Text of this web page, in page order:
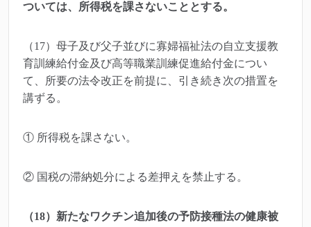
ついては、所得税を課さないこととする。
（17）母子及び父子並びに寡婦福祉法の自立支援教
育訓練給付金及び高等職業訓練促進給付金につい
て、所要の法令改正を前提に、引き続き次の措置を
講ずる。
① 所得税を課さない。
② 国税の滞納処分による差押えを禁止する。
（18）新たなワクチン追加後の予防接種法の健康被